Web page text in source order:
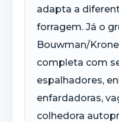
adapta a
forragem. Já o
Bouwman/Krone
completa com
espalhadores,
enfardadoras,
colhedora